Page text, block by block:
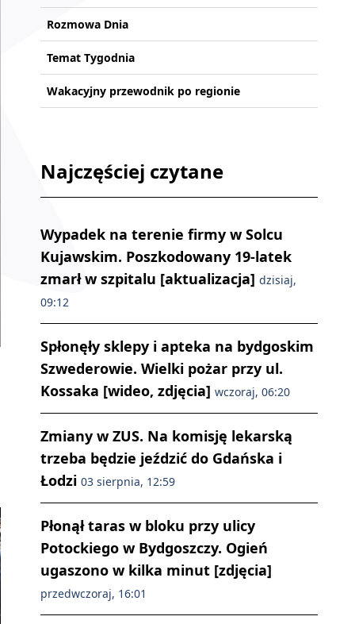
Rozmowa Dnia
Temat Tygodnia
Wakacyjny przewodnik po regionie
Najczęściej czytane
Wypadek na terenie firmy w Solcu
Kujawskim. Poszkodowany 19-latek
zmarł w szpitalu [aktualizacja] dzisiaj,
09:12
Spłonęły sklepy i apteka na bydgoskim
Szwederowie. Wielki pożar przy ul.
Kossaka [wideo, zdjęcia] wczoraj, 06:20
Zmiany w ZUS. Na komisję lekarską
trzeba będzie jeździć do Gdańska i
Łodzi 03 sierpnia, 12:59
Płonął taras w bloku przy ulicy
Potockiego w Bydgoszczy. Ogień
ugaszono w kilka minut [zdjęcia]
przedwczoraj, 16:01